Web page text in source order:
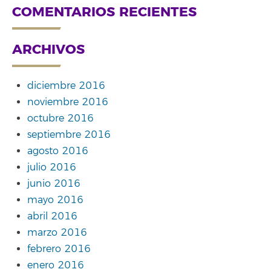
COMENTARIOS RECIENTES
ARCHIVOS
diciembre 2016
noviembre 2016
octubre 2016
septiembre 2016
agosto 2016
julio 2016
junio 2016
mayo 2016
abril 2016
marzo 2016
febrero 2016
enero 2016